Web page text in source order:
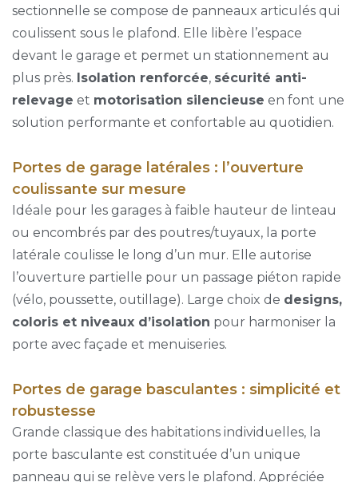
sectionnelle se compose de panneaux articulés qui
coulissent sous le plafond. Elle libère l’espace
devant le garage et permet un stationnement au
plus près. Isolation renforcée, sécurité anti-
relevage et motorisation silencieuse en font une
solution performante et confortable au quotidien.
Portes de garage latérales : l’ouverture
coulissante sur mesure
Idéale pour les garages à faible hauteur de linteau
ou encombrés par des poutres/tuyaux, la porte
latérale coulisse le long d’un mur. Elle autorise
l’ouverture partielle pour un passage piéton rapide
(vélo, poussette, outillage). Large choix de designs,
coloris et niveaux d’isolation pour harmoniser la
porte avec façade et menuiseries.
Portes de garage basculantes : simplicité et
robustesse
Grande classique des habitations individuelles, la
porte basculante est constituée d’un unique
panneau qui se relève vers le plafond. Appréciée